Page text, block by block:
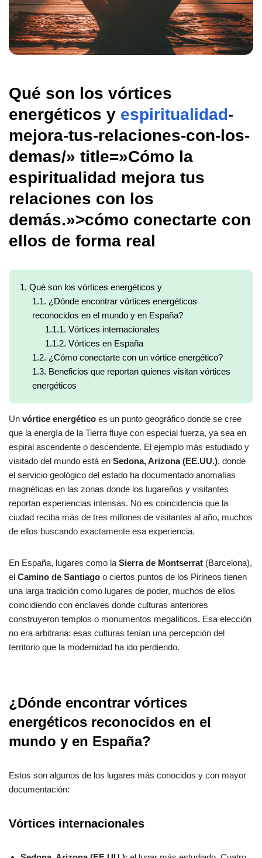
Qué son los vórtices
energéticos y espiritualidad-
mejora-tus-relaciones-con-los-
demas/» title=»Cómo la
espiritualidad mejora tus
relaciones con los
demás.»>cómo conectarte con
ellos de forma real
1. Qué son los vórtices energéticos y
1.1. ¿Dónde encontrar vórtices energéticos
reconocidos en el mundo y en España?
1.1.1. Vórtices internacionales
1.1.2. Vórtices en España
1.2. ¿Cómo conectarte con un vórtice energético?
1.3. Beneficios que reportan quienes visitan vórtices
energéticos
Un vórtice energético es un punto geográfico donde se cree
que la energía de la Tierra fluye con especial fuerza, ya sea en
espiral ascendente o descendente. El ejemplo más estudiado y
visitado del mundo está en Sedona, Arizona (EE.UU.), donde
el servicio geológico del estado ha documentado anomalías
magnéticas en las zonas donde los lugareños y visitantes
reportan experiencias intensas. No es coincidencia que la
ciudad reciba más de tres millones de visitantes al año, muchos
de ellos buscando exactamente esa experiencia.
En España, lugares como la Sierra de Montserrat (Barcelona),
el Camino de Santiago o ciertos puntos de los Pirineos tienen
una larga tradición como lugares de poder, muchos de ellos
coincidiendo con enclaves donde culturas anteriores
construyeron templos o monumentos megalíticos. Esa elección
no era arbitraria: esas culturas tenían una percepción del
territorio que la modernidad ha ido perdiendo.
¿Dónde encontrar vórtices
energéticos reconocidos en el
mundo y en España?
Estos son algunos de los lugares más conocidos y con mayor
documentación:
Vórtices internacionales